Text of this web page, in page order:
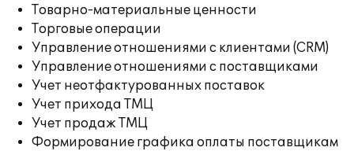
Товарно-материальные ценности
Торговые операции
Управление отношениями с клиентами (CRM)
Управление отношениями с поставщиками
Учет неотфактурованных поставок
Учет прихода ТМЦ
Учет продаж ТМЦ
Формирование графика оплаты поставщикам